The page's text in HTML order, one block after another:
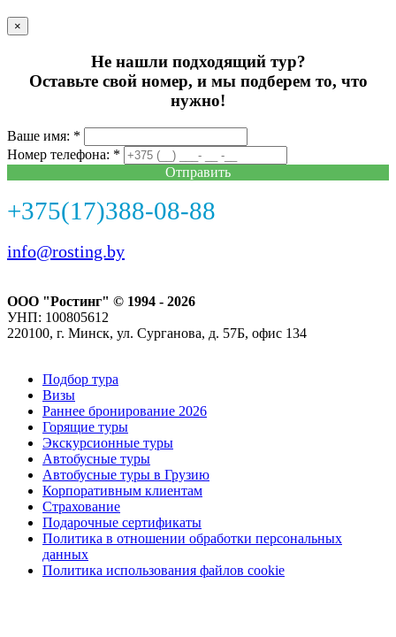
×
Не нашли подходящий тур?
Оставьте свой номер, и мы подберем то, что
нужно!
Ваше имя: *
Номер телефона: *
Отправить
+375(17)388-08-88
info@rosting.by
ООО "Ростинг" © 1994 - 2026
УНП: 100805612
220100, г. Минск, ул. Сурганова, д. 57Б, офис 134
Подбор тура
Визы
Раннее бронирование 2026
Горящие туры
Экскурсионные туры
Автобусные туры
Автобусные туры в Грузию
Корпоративным клиентам
Страхование
Подарочные сертификаты
Политика в отношении обработки персональных
данных
Политика использования файлов cookie